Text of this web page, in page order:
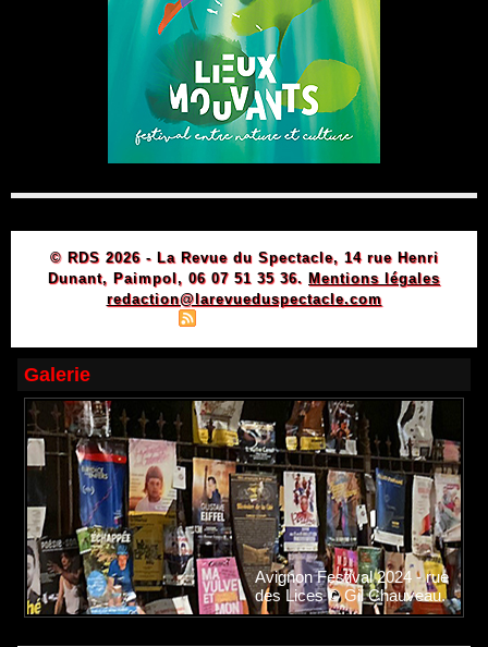
© RDS 2026 - La Revue du Spectacle, 14 rue Henri
Dunant, Paimpol, 06 07 51 35 36. Mentions légales
redaction@larevueduspectacle.com
Galerie
Avignon Festival 2024 - rue
des Lices © Gil Chauveau.